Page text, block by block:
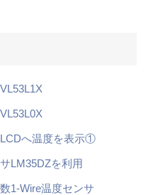
へ温度を表示①
LM35DZを利用
1-Wire温度センサ